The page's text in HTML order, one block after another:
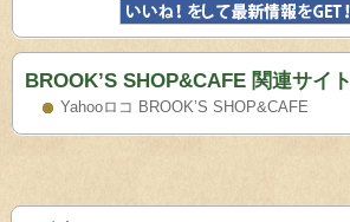
BROOK’S SHOP&CAFE 関連サイト
Yahooロコ BROOK’S SHOP&CAFE